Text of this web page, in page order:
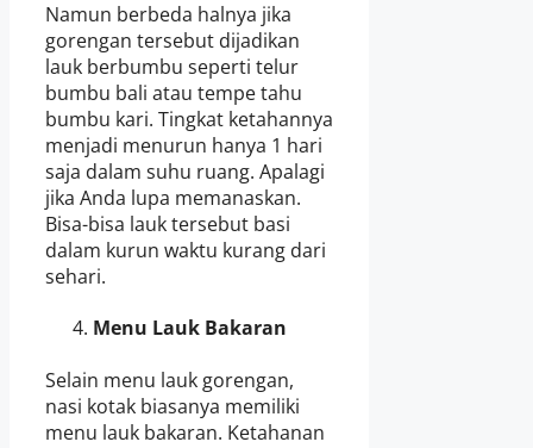
Namun berbeda halnya jika
gorengan tersebut dijadikan
lauk berbumbu seperti telur
bumbu bali atau tempe tahu
bumbu kari. Tingkat ketahannya
menjadi menurun hanya 1 hari
saja dalam suhu ruang. Apalagi
jika Anda lupa memanaskan.
Bisa-bisa lauk tersebut basi
dalam kurun waktu kurang dari
sehari.
Menu Lauk Bakaran
Selain menu lauk gorengan,
nasi kotak biasanya memiliki
menu lauk bakaran. Ketahanan